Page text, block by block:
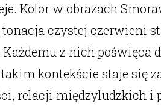
Kolor w obrazach
tonacja czystej czerwieni
z nich poświęca
kontekście staje się
relacji międzyludzkich i